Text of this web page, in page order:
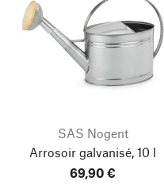
SAS Nogent
Arrosoir galvanisé, 10 l
69,90 €